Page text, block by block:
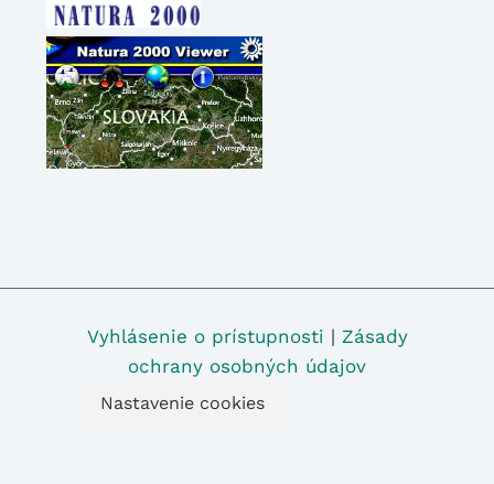
Vyhlásenie o prístupnosti | Zásady
ochrany osobných údajov
Nastavenie cookies